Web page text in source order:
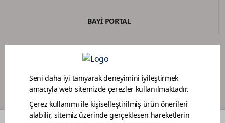
BAYİ PORTAL
BOYACI SADAKAT PROGRAMI